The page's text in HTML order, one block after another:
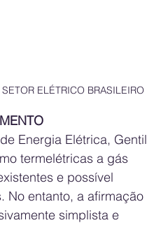
ELÉTRICO BRASILEIRO
Energia Elétrica, Gentil
termelétricas a gás
e possível
No entanto, a afirmação
simplista e